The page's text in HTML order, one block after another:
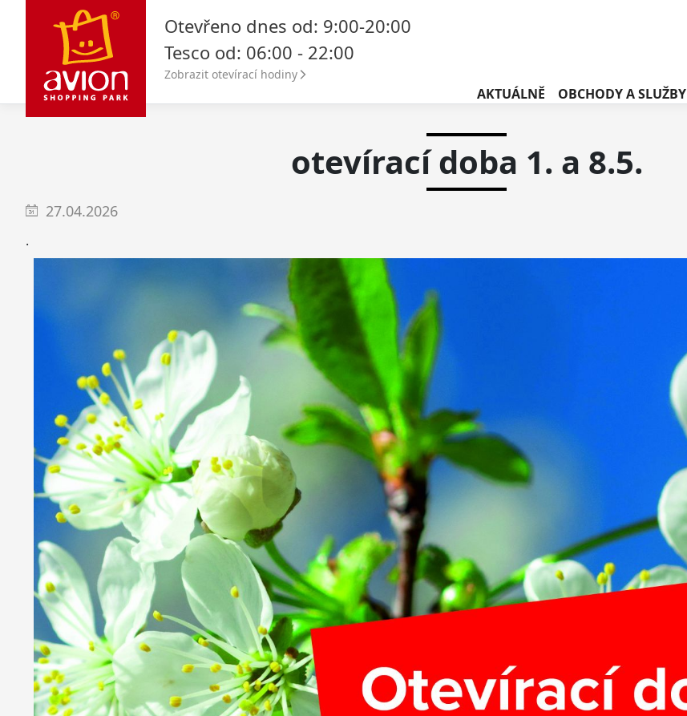
Otevřeno dnes od: 9:00-20:00
Tesco od: 06:00 - 22:00
Zobrazit otevírací hodiny
AKTUÁLNĚ OBCHODY A SLUŽBY
otevírací doba 1. a 8.5.
27.04.2026
.